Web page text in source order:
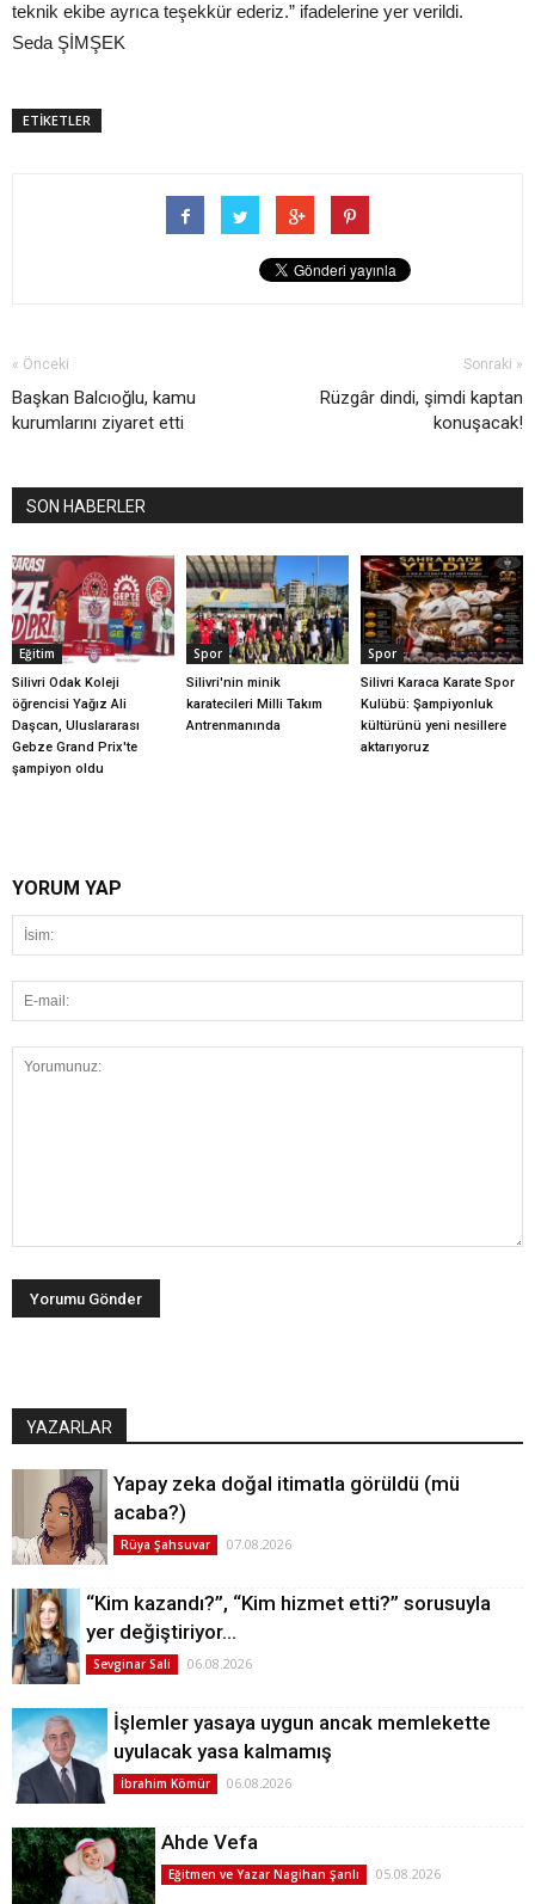
teknik ekibe ayrıca teşekkür ederiz.” ifadelerine yer verildi.
Seda ŞİMŞEK
ETİKETLER
« Önceki
Başkan Balcıoğlu, kamu
kurumlarını ziyaret etti
Sonraki »
Rüzgâr dindi, şimdi kaptan
konuşacak!
SON HABERLER
Eğitim
Silivri Odak Koleji
öğrencisi Yağız Ali
Daşcan, Uluslararası
Gebze Grand Prix'te
şampiyon oldu
Spor
Silivri'nin minik
karatecileri Milli Takım
Antrenmanında
Spor
Silivri Karaca Karate Spor
Kulübü: Şampiyonluk
kültürünü yeni nesillere
aktarıyoruz
YORUM YAP
YAZARLAR
Yapay zeka doğal itimatla görüldü (mü
acaba?)
Rüya Şahsuvar 07.08.2026
“Kim kazandı?”, “Kim hizmet etti?” sorusuyla
yer değiştiriyor…
Sevginar Sali 06.08.2026
İşlemler yasaya uygun ancak memlekette
uyulacak yasa kalmamış
İbrahim Kömür 06.08.2026
Ahde Vefa
Eğitmen ve Yazar Nagihan Şanlı 05.08.2026